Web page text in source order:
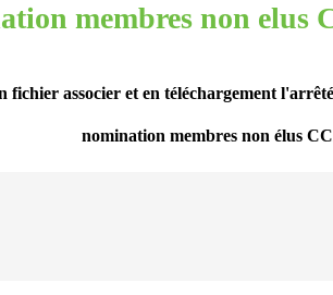
membres non elus
fichier associer et en téléchargement
nomination membres non élus